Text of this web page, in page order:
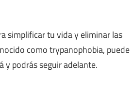
simplificar tu vida y eliminar las
como trypanophobia, puede
y podrás seguir adelante.